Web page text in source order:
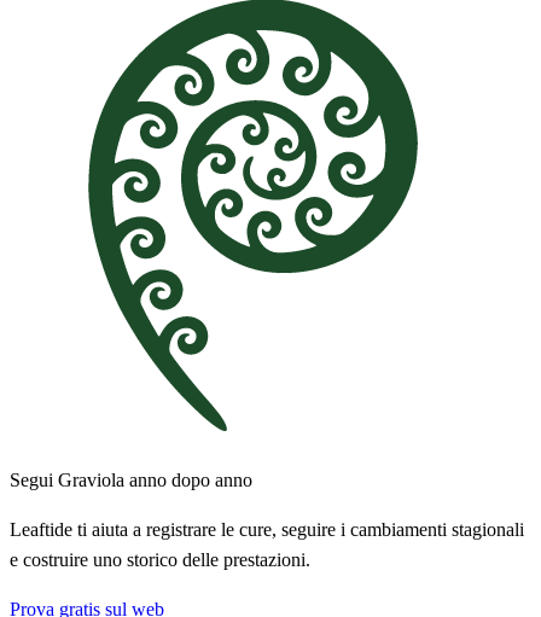
Segui Graviola anno dopo anno
Leaftide ti aiuta a registrare le cure, seguire i cambiamenti stagionali
e costruire uno storico delle prestazioni.
Prova gratis sul web